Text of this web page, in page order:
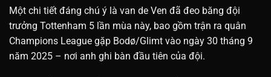
Một chi tiết đáng chú ý là van de Ven đã đeo băng đội
trưởng Tottenham 5 lần mùa này, bao gồm trận ra quân
Champions League gặp Bodø/Glimt vào ngày 30 tháng 9
năm 2025 – nơi anh ghi bàn đầu tiên của đội.